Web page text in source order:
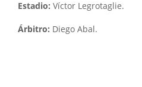
Estadio: Víctor Legrotaglie.
Árbitro: Diego Abal.